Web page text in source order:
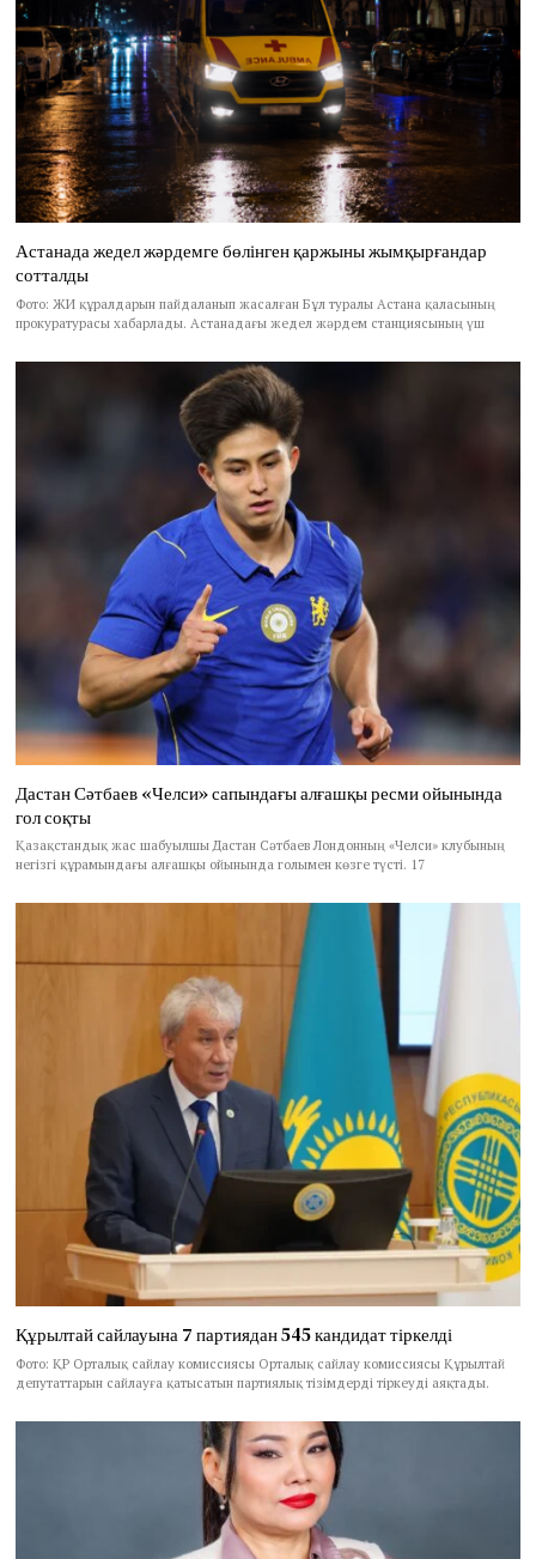
Астанада жедел жәрдемге бөлінген қаржыны жымқырғандар
сотталды
Фото: ЖИ құралдарын пайдаланып жасалған Бұл туралы Астана қаласының
прокуратурасы хабарлады. Астанадағы жедел жәрдем станциясының үш
Дастан Сәтбаев «Челси» сапындағы алғашқы ресми ойынында
гол соқты
Қазақстандық жас шабуылшы Дастан Сәтбаев Лондонның «Челси» клубының
негізгі құрамындағы алғашқы ойынында голымен көзге түсті. 17
Құрылтай сайлауына 7 партиядан 545 кандидат тіркелді
Фото: ҚР Орталық сайлау комиссиясы Орталық сайлау комиссиясы Құрылтай
депутаттарын сайлауға қатысатын партиялық тізімдерді тіркеуді аяқтады.